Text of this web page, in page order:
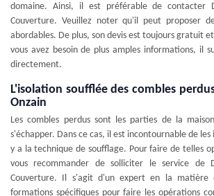
domaine. Ainsi, il est préférable de contacter
Couverture. Veuillez noter qu'il peut proposer
abordables. De plus, son devis est toujours gratuit
vous avez besoin de plus amples informations, il
directement.
L'isolation soufflée des combles
Onzain
Les combles perdus sont les parties de la
s'échapper. Dans ce cas, il est incontournable de les
y a la technique de soufflage. Pour faire de telles
vous recommander de solliciter le service de
Couverture. Il s'agit d'un expert en la matière
formations spécifiques pour faire les opérations